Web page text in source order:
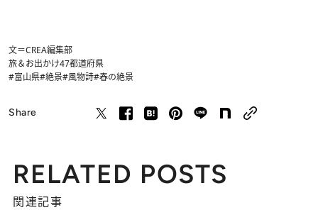
文＝CREA編集部
旅＆お出かけ47都道府県
#富山県#絶景#風物詩#春の絶景
Share
RELATED POSTS
関連記事